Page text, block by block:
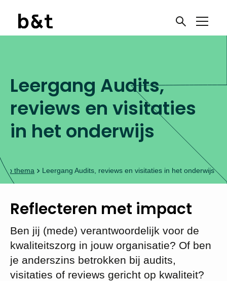
Leergang Audits,
reviews en visitaties
in het onderwijs
op thema Leergang Audits, reviews en visitaties in het onderwijs
Reflecteren met impact
Ben jij (mede) verantwoordelijk voor de
kwaliteitszorg in jouw organisatie? Of ben
je anderszins betrokken bij audits,
visitaties of reviews gericht op kwaliteit?